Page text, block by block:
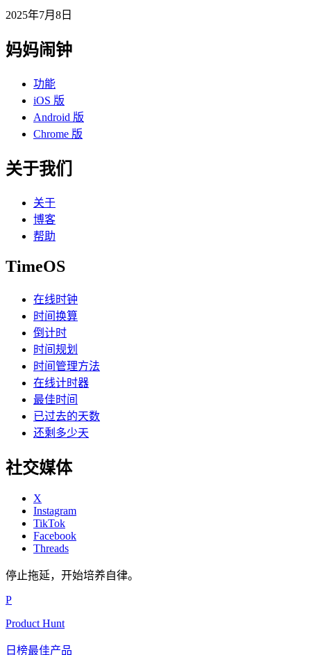
2025年7月8日
妈妈闹钟
功能
iOS 版
Android 版
Chrome 版
关于我们
关于
博客
帮助
TimeOS
在线时钟
时间换算
倒计时
时间规划
时间管理方法
在线计时器
最佳时间
已过去的天数
还剩多少天
社交媒体
X
Instagram
TikTok
Facebook
Threads
停止拖延，开始培养自律。
P
Product Hunt
日榜最佳产品